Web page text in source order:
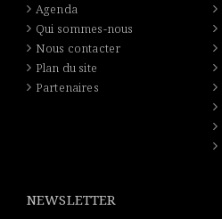
Agenda
Qui sommes-nous
Nous contacter
Plan du site
Partenaires
NEWSLETTER